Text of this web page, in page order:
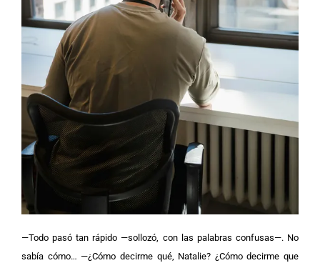
—Todo pasó tan rápido —sollozó, con las palabras confusas—. No
sabía cómo… —¿Cómo decirme qué, Natalie? ¿Cómo decirme que